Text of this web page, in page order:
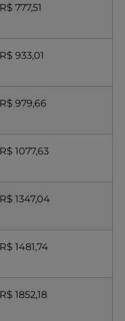
R$ 777,51
R$ 933,01
R$ 979,66
R$ 1077,63
R$ 1347,04
R$ 1481,74
R$ 1852,18